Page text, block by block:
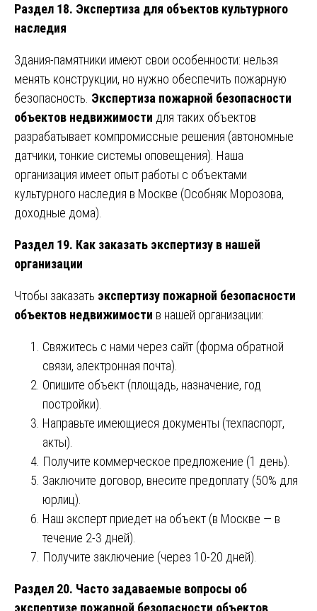
Раздел 18. Экспертиза для объектов культурного
наследия
Здания-памятники имеют свои особенности: нельзя
менять конструкции, но нужно обеспечить пожарную
безопасность. Экспертиза пожарной безопасности
объектов недвижимости для таких объектов
разрабатывает компромиссные решения (автономные
датчики, тонкие системы оповещения). Наша
организация имеет опыт работы с объектами
культурного наследия в Москве (Особняк Морозова,
доходные дома).
Раздел 19. Как заказать экспертизу в нашей
организации
Чтобы заказать экспертизу пожарной безопасности
объектов недвижимости в нашей организации:
Свяжитесь с нами через сайт (форма обратной
связи, электронная почта).
Опишите объект (площадь, назначение, год
постройки).
Направьте имеющиеся документы (техпаспорт,
акты).
Получите коммерческое предложение (1 день).
Заключите договор, внесите предоплату (50% для
юрлиц).
Наш эксперт приедет на объект (в Москве — в
течение 2-3 дней).
Получите заключение (через 10-20 дней).
Раздел 20. Часто задаваемые вопросы об
экспертизе пожарной безопасности объектов